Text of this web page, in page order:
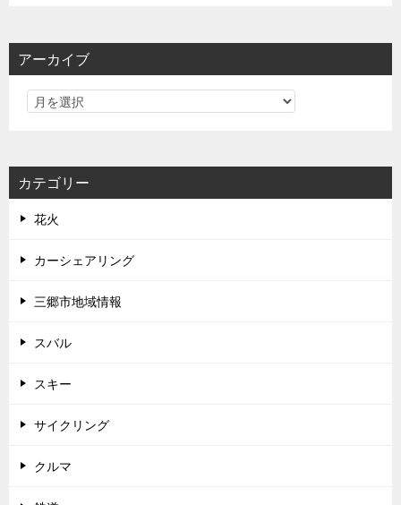
アーカイブ
カテゴリー
花火
カーシェアリング
三郷市地域情報
スバル
スキー
サイクリング
クルマ